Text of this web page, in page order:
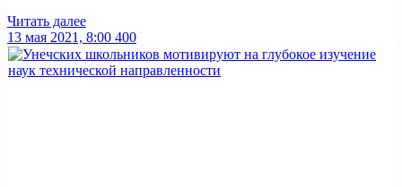
Читать далее
13 мая 2021, 8:00 400